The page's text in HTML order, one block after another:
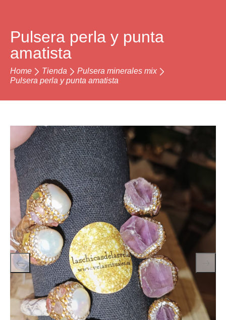
Pulsera perla y punta
amatista
Home Tienda
Pulsera minerales mix
Pulsera perla y punta amatista